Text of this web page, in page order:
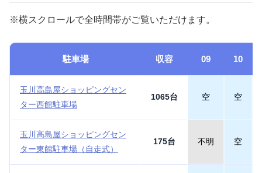
※横スクロールで全時間帯がご覧いただけます。
駐車場 収容 09 10
玉川高島屋ショッピングセン
ター西館駐車場
1065台 空 空
玉川高島屋ショッピングセン
ター東館駐車場（自走式）
175台 不明 空